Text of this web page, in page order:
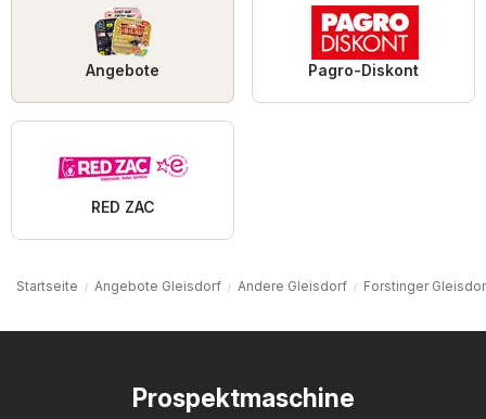
Angebote Pagro-Diskont
RED ZAC
Startseite Angebote Gleisdorf Andere Gleisdorf Forstinger
Prospektmaschine